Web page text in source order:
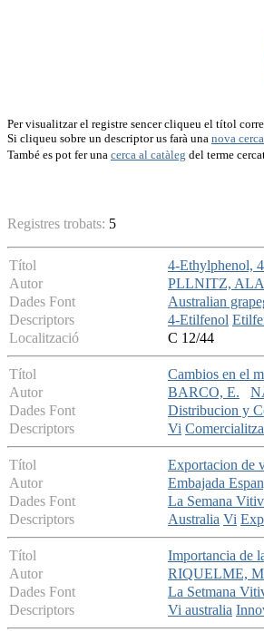
Per visualitzar el registre sencer cliqueu el títol
Si cliqueu sobre un descriptor us farà una nova cerca
També es pot fer una cerca al catàleg del terme
Registres trobats: 5
Títol
4-Ethylphenol,
Autor
PLLNITZ,
Dades Font
Australian
Descriptors
4-Etilfenol
Localització
C 12/44
Títol
Cambios en el
Autor
BARCO, E.
Dades Font
Distribucion y
Descriptors
Vi
Títol
Exportacion de
Autor
Embajada
Dades Font
La Semana
Descriptors
Australia Vi
Títol
Importancia de
Autor
RIQUELME,
Dades Font
La Setmana
Descriptors
Vi australia